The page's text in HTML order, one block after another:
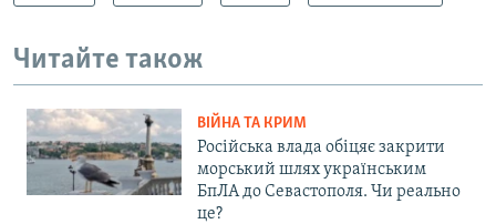
Читайте також
ВІЙНА ТА КРИМ
Російська влада обіцяє закрити
морський шлях українським
БпЛА до Севастополя. Чи реально
це?